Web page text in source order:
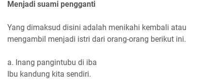
Menjadi suami pengganti
Yang dimaksud disini adalah menikahi kembali atau
mengambil menjadi istri dari orang-orang berikut ini.
a. Inang pangintubu di iba
Ibu kandung kita sendiri.